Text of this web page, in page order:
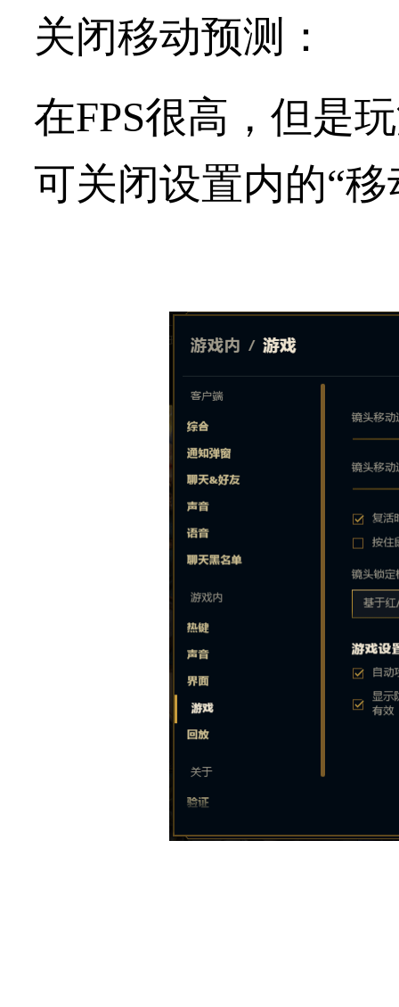
关闭移动预测：
在FPS很高，但是
可关闭设置内的“